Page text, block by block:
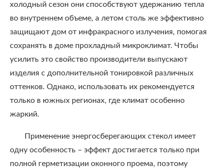
холодный сезон они способствуют удержанию тепла
во внутреннем объеме, а летом столь же эффективно
защищают дом от инфракрасного излучения, помогая
сохранять в доме прохладный микроклимат. Чтобы
усилить это свойство производители выпускают
изделия с дополнительной тонировкой различных
оттенков. Однако, использовать их рекомендуется
только в южных регионах, где климат особенно
жаркий.
Применение энергосберегающих стекол имеет
одну особенность – эффект достигается только при
полной герметизации оконного проема, поэтому